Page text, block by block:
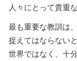
人々にとって貴重
最も重要な教訓は
捉えてはならない
世界ではなく、十